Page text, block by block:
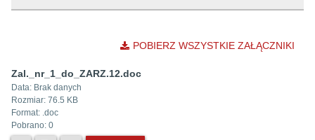
POBIERZ WSZYSTKIE ZAŁĄCZNIKI
Zal._nr_1_do_ZARZ.12.doc
Data: Brak danych
Rozmiar: 76.5 KB
Format: .doc
Pobrano: 0